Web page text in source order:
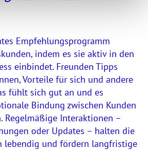
Empfehlungsprogramm
indem es sie aktiv in den
einbindet. Freunden Tipps
Vorteile für sich und andere
fühlt sich gut an und es
Bindung zwischen Kunden
Regelmäßige Interaktionen –
oder Updates – halten die
lebendig und fördern langfristige